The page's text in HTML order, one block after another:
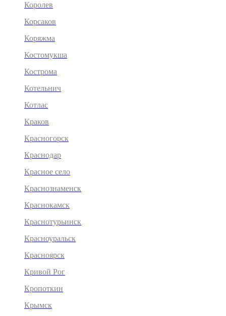
Королев
Корсаков
Коряжма
Костомукша
Кострома
Котельнич
Котлас
Краков
Красногорск
Краснодар
Красное село
Краснознаменск
Краснокамск
Краснотурьинск
Красноуральск
Красноярск
Кривой Рог
Кропоткин
Крымск